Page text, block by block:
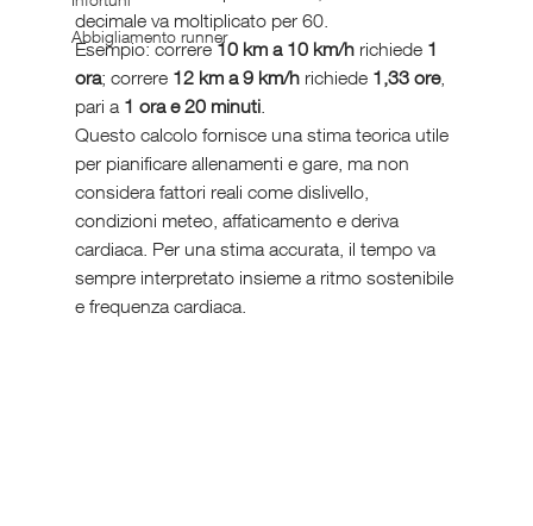
Abbigliamento runner
decimale va moltiplicato per 60.
Esempio: correre 10 km a 10 km/h richiede 1
ora; correre 12 km a 9 km/h richiede 1,33 ore,
pari a 1 ora e 20 minuti.
Questo calcolo fornisce una stima teorica utile
per pianificare allenamenti e gare, ma non
considera fattori reali come dislivello,
condizioni meteo, affaticamento e deriva
cardiaca. Per una stima accurata, il tempo va
sempre interpretato insieme a ritmo sostenibile
e frequenza cardiaca.